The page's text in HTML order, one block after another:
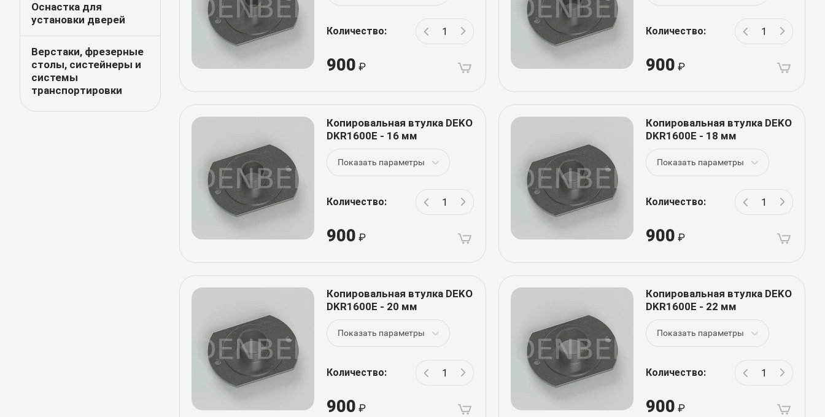
Оснастка для
установки дверей
Верстаки, фрезерные
столы, систейнеры и
системы
транспортировки
Количество:
900
Количество:
900
Копировальная втулка DEKO
DKR1600E - 16 мм
Показать параметры
Количество:
900
Копировальная втулка DEKO
DKR1600E - 18 мм
Показать параметры
Количество:
900
Копировальная втулка DEKO
DKR1600E - 20 мм
Показать параметры
Количество:
900
Копировальная втулка DEKO
DKR1600E - 22 мм
Показать параметры
Количество:
900